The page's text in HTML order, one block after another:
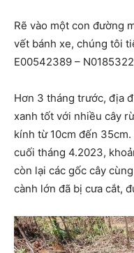
Rẽ vào một con đường
vết bánh xe, chúng tôi
E00542389 –
Hơn 3 tháng trước, địa
xanh tốt với nhiều cây
kính từ 10cm đến
cuối tháng 4.2023,
còn lại các gốc cây
cành lớn đã bị cưa cắt,